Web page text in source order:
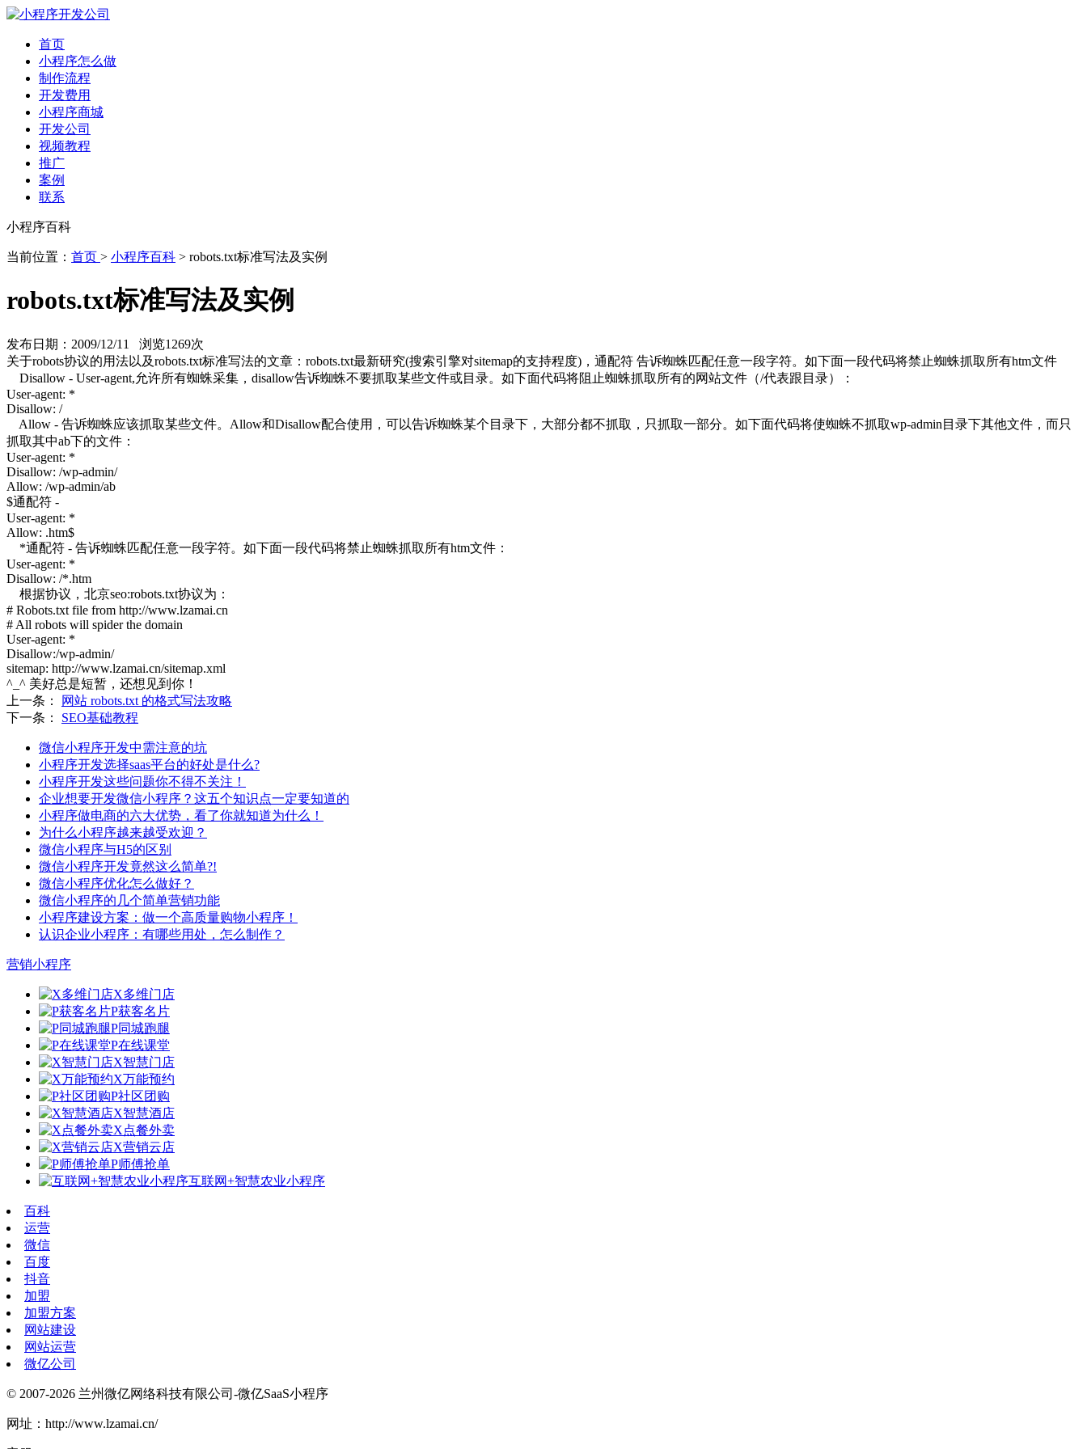
首页
小程序怎么做
制作流程
开发费用
小程序商城
开发公司
视频教程
推广
案例
联系
小程序百科
当前位置： 首页 > 小程序百科 > robots.txt标准写法及实例
robots.txt标准写法及实例
发布日期：2009/12/11 浏览1269次
关于robots协议的用法以及robots.txt标准写法的文章：robots.txt最新研究(搜索引擎对sitemap的支持程度)，通配符 告诉蜘蛛匹配任意一段字符。如下面一段代码将禁止蜘蛛抓取所有htm文件
Disallow - User-agent,允许所有蜘蛛采集，disallow告诉蜘蛛不要抓取某些文件或目录。如下面代码将阻止蜘蛛抓取所有的网站文件（/代表跟目录）：
User-agent: *
Disallow: /
Allow - 告诉蜘蛛应该抓取某些文件。Allow和Disallow配合使用，可以告诉蜘蛛某个目录下，大部分都不抓取，只抓取一部分。如下面代码将使蜘蛛不抓取wp-admin目录下其他文件，而只
抓取其中ab下的文件：
User-agent: *
Disallow: /wp-admin/
Allow: /wp-admin/ab
$通配符 -
User-agent: *
Allow: .htm$
*通配符 - 告诉蜘蛛匹配任意一段字符。如下面一段代码将禁止蜘蛛抓取所有htm文件：
User-agent: *
Disallow: /*.htm
根据协议，北京seo:robots.txt协议为：
# Robots.txt file from http://www.lzamai.cn
# All robots will spider the domain
User-agent: *
Disallow:/wp-admin/
sitemap: http://www.lzamai.cn/sitemap.xml
^_^ 美好总是短暂，还想见到你！
上一条：
网站 robots.txt 的格式写法攻略
下一条： SEO基础教程
微信小程序开发中需注意的坑
小程序开发选择saas平台的好处是什么?
小程序开发这些问题你不得不关注！
企业想要开发微信小程序？这五个知识点一定要知道的
小程序做电商的六大优势，看了你就知道为什么！
为什么小程序越来越受欢迎？
微信小程序与H5的区别
微信小程序开发竟然这么简单?!
微信小程序优化怎么做好？
微信小程序的几个简单营销功能
小程序建设方案：做一个高质量购物小程序！
认识企业小程序：有哪些用处，怎么制作？
营销小程序
X多维门店
P获客名片
P同城跑腿
P在线课堂
X智慧门店
X万能预约
P社区团购
X智慧酒店
X点餐外卖
X营销云店
P师傅抢单
互联网+智慧农业小程序
百科
运营
微信
百度
抖音
加盟
加盟方案
网站建设
网站运营
微亿公司
© 2007-2026 兰州微亿网络科技有限公司-微亿SaaS小程序
网址：http://www.lzamai.cn/